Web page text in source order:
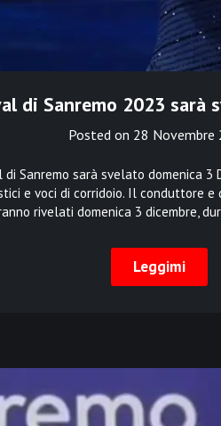
di Sanremo 2023 sarà
Posted on 28 Novembre
Sanremo sarà svelato domenica 3
e voci di corridoio. Il conduttore
rivelati domenica 3 dicembre,
Leggimi